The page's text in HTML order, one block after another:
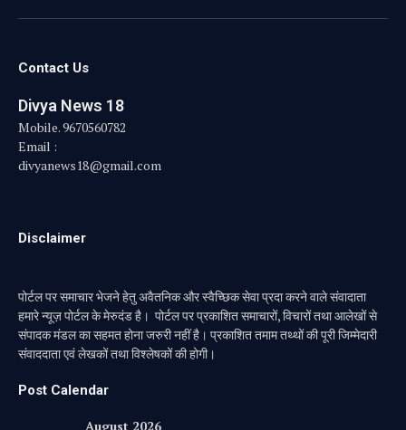
(Twitter)
Contact Us
Divya News 18
Mobile. 9670560782
Email :
divyanews18@gmail.com
Disclaimer
पोर्टल पर समाचार भेजने हेतु अवैतनिक और स्वैच्छिक सेवा प्रदा करने वाले संवादाता
हमारे न्यूज़ पोर्टल के मेरुदंड है। पोर्टल पर प्रकाशित समाचारों, विचारों तथा आलेखों से
संपादक मंडल का सहमत होना जरुरी नहीं है। प्रकाशित तमाम तथ्थों की पूरी जिम्मेदारी
संवाददाता एवं लेखकों तथा विश्लेषकों की होगी।
Post Calendar
August 2026